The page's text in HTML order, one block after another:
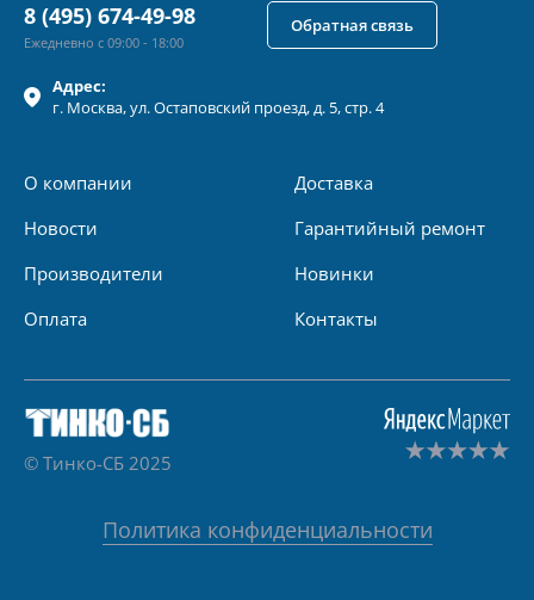
Адрес:
г. Москва, ул.Остаповский проезд, д. 5, стр. 4
О компании
Новости
Производители
Оплата
Доставка
Гарантийный ремонт
Новинки
Контакты
8 (495) 674-49-98
Ежедневно с 09:00 - 18:00
Обратная связь
© Тинко-СБ 2025
Политика конфиденциальности